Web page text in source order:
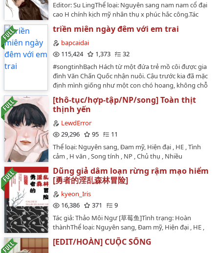
Editor: Su LingThể loại: Nguyên sang nam nam cổ đại
cao H chính kịch mỹ nhân thụ x phúc hắc công.Tác
tuổi không được đọc.Ở vùng đất xa xôi có một chủng
tộc tên là Dâm Hồ tộc vô cùng kì lạ, mỗi một đời sẽ cho
ra đời ít nhất một dâm hồ, quyến rũ phong lưu, tuyệt
mang theo dâm độc, không thể mặc quần áo, hơn nữa
nhất định luôn phải cùng nam nhân da thịt kề nhau, bị
nam nhân thao làm mới có thể sống, nếu không sẽ dục
hỏa đốt người mà chết.Dung Khanh chính là một tiểu
dâm hồ như vậy, từ nhỏ đã bị đưa lên tuyết sơn không
người sống cùng sư phụ, chỉ cần không xuống núi là
dâm tính của hắn có thể khắc chế.Kết quả vào một
ngày không tìm thấy sư phụ, hắn chỉ có thể đi xuống
núi tìm ngài,, ta hận ngươi, ngươi phá huỷ sự trong
sạch của ta, thân thể lại không thể rời khỏi dương vật,
biệt nữu, dâm đãng thụ, cùng một người: ngươi nói cái
gì, ta chính là thô bạo, sắc lang côngNgày full truyện:
21/01/2020…
triền miên ngày đêm với em trai
bapcaidai
115,424
1,373
32
#songtinhBạch Hách từ một đứa trẻ mồ côi được gia
đình Văn Chấn Quốc nhận nuôi. Cậu trước kia đã mặc
định mình giống như một con chó hoang, không chỗ
nhận nuôi tận tình chăm sóc. Đặc biệt còn được người
anh trai nuôi chiều chuộng từ trái tim đến thể xác.Văn
Tĩnh Tiêu từ khi nhìn thấy Bạch Hách liền thay đổi thái
độ, ngay đêm đầu tiên khi nhìn vào quần của em trai
Hách thuộc quyền sở hữu của hắn. Để cho cậu biết
người có thể làm cậu cao trào và sung sướиɠ chỉ có
thể là Văn Tĩnh Tiêu hắnCP : Văn Tĩnh Tiêu x Bạch
Hách…
[thô-tục/hợp-tập/NP/song] Toàn thịt
thịnh yến
LewdError
29,296
95
11
Thể loại: Nguyên sang, Đam mỹ, Hiện đại , HE , Tình
cảm , H văn , Song tính , NP , Chủ thụ , Nhiều
CPNguyên sang nam nam mặt khác cao H hài kịch nhẹ
nhàng mỹ nhân chịuCác loại cảnh tượng hạ, song tính
tiểu thụ bị đủ loại người cùng quái vật chà đạp hằng
ngày. Như cũ là phi nhân loại xúc tua từ từ. Đại nãi có,
sản nhũ có, đồng nghiệp có, nguyên sang có. Mỗi cái
Dũng giả dâm loạn rừng rậm mạo hiểm
[勇者的淫乱森林冒险]
kyeon_Iris
16,386
371
9
Tác giả: Thảo Môi Ngư [草莓鱼]Tình trạng: Hoàn
thànhThể loại: Nguyên sang, Đam mỹ, Hiện đại , HE ,
Tình cảm , H văn , Thần tiên yêu quái , Chủ công ,
Phương Tây , Nhược công , Mỹ côngNguyên sang /
[EDIT/HOÀN] CUỘC SỐNG